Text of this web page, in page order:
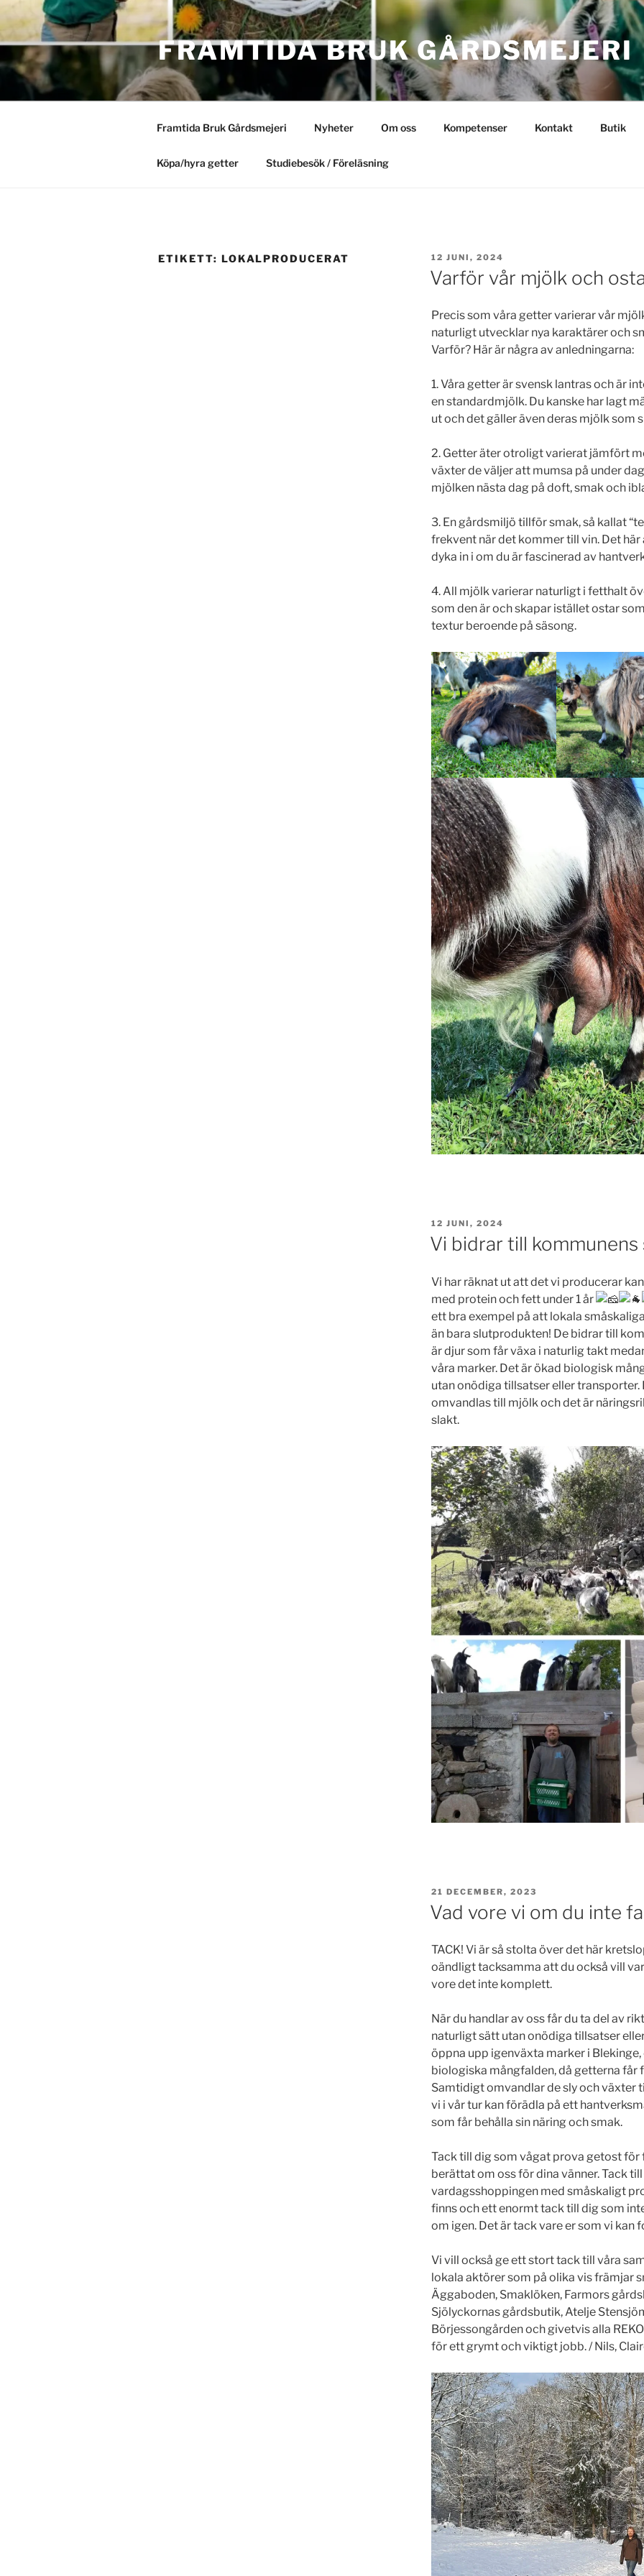
Hoppa
till
innehåll
FRAMTIDA BRUK GÅRDSMEJERI
Framtida Bruk Gårdsmejeri Nyheter Om oss Kompetenser Kontakt Butik
Köpa/hyra getter Studiebesök / Föreläsning
ETIKETT: LOKALPRODUCERAT PUBLICERAT
12 JUNI, 2024
Varför vår mjölk och
Precis som våra getter varierar vår
naturligt utvecklar nya karaktärer och
Varför? Här är några av anledningarna:
1. Våra getter är svensk lantras och är
en standardmjölk. Du kanske har lagt
ut och det gäller även deras mjölk som
2. Getter äter otroligt varierat jämfört
växter de väljer att mumsa på under
mjölken nästa dag på doft, smak och
3. En gårdsmiljö tillför smak, så kallat
frekvent när det kommer till vin. Det
dyka in i om du är fascinerad av
4. All mjölk varierar naturligt i fetthalt
som den är och skapar istället ostar
textur beroende på säsong.
PUBLICERAT
12 JUNI, 2024
Vi bidrar till
Vi har räknat ut att det vi producerar
med protein och fett under 1 år
ett bra exempel på att lokala
än bara slutprodukten! De bidrar till
är djur som får växa i naturlig takt
våra marker. Det är ökad biologisk
utan onödiga tillsatser eller transporter.
omvandlas till mjölk och det är
slakt.
PUBLICERAT
21 DECEMBER, 2023
Vad vore vi om du inte
TACK! Vi är så stolta över det här
oändligt tacksamma att du också vill
vore det inte komplett.
När du handlar av oss får du ta del av
naturligt sätt utan onödiga tillsatser
öppna upp igenväxta marker i
biologiska mångfalden, då getterna får
Samtidigt omvandlar de sly och växter
vi i vår tur kan förädla på ett
som får behålla sin näring och smak.
Tack till dig som vågat prova getost för
berättat om oss för dina vänner. Tack
vardagsshoppingen med småskaligt
finns och ett enormt tack till dig som
om igen. Det är tack vare er som vi kan
Vi vill också ge ett stort tack till våra
lokala aktörer som på olika vis främjar
Äggaboden, Smaklöken, Farmors
Sjölyckornas gårdsbutik, Atelje
Börjessongården och givetvis alla
för ett grymt och viktigt jobb. / Nils,